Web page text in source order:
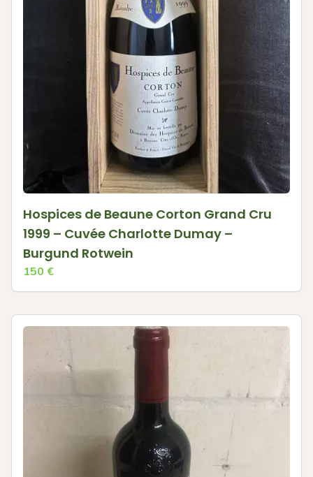
Hospices de Beaune Corton Grand Cru
1999 – Cuvée Charlotte Dumay –
Burgund Rotwein
150 €